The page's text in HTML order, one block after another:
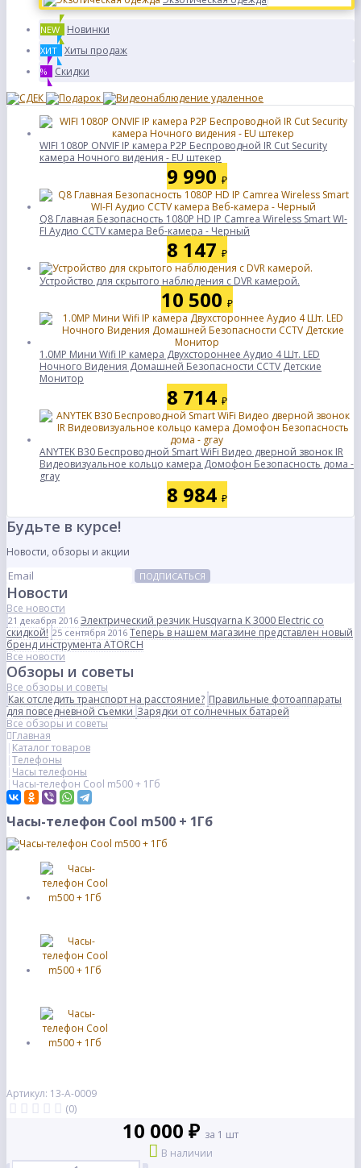
NEW Новинки
ХИТ Хиты продаж
% Скидки
WIFI 1080P ONVIF IP камера P2P Беспроводной IR Cut Security
камера Ночного видения - EU штекер
9 990 ₽
Q8 Главная Безопасность 1080P HD IP Camrea Wireless Smart WI-
FI Аудио CCTV камера Веб-камера - Черный
8 147 ₽
Устройство для скрытого наблюдения с DVR камерой.
10 500 ₽
1.0MP Мини Wifi IP камера Двухстороннее Аудио 4 Шт. LED
Ночного Видения Домашней Безопасности CCTV Детские
Монитор
8 714 ₽
ANYTEK B30 Беспроводной Smart WiFi Видео дверной звонок IR
Видеовизуальное кольцо камера Домофон Безопасность дома -
gray
8 984 ₽
Будьте в курсе!
Новости, обзоры и акции
ПОДПИСАТЬСЯ
Новости
Все новости
21 декабря 2016 Электрический резчик Husqvarna K 3000 Electric со
скидкой! 25 сентября 2016 Теперь в нашем магазине представлен новый
бренд инструмента ATORCH
Все новости
Обзоры и советы
Все обзоры и советы
Как отследить транспорт на расстояние? Правильные фотоаппараты
для повседневной съемкиЗарядки от солнечных батарей
Все обзоры и советы
Главная
Каталог товаров
Телефоны
Часы телефоны
Часы-телефон Cool m500 + 1Гб
Часы-телефон Cool m500 + 1Гб
Артикул: 13-А-0009
(0)
10 000 ₽ за 1 шт
В наличии